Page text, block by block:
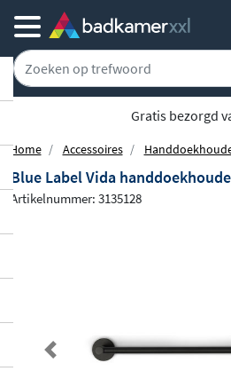
Achteraf of
Home Accessoires
Blue Label Vida
Artikelnummer: 3135128
Previous